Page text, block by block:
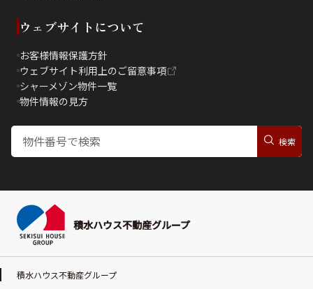
ウェブサイトについて
お客様情報保護方針
ウェブサイト利用上のご留意事項
シャーメゾン物件一覧
物件情報の見方
積水ハウス不動産グループ
積水ハウス不動産グループ